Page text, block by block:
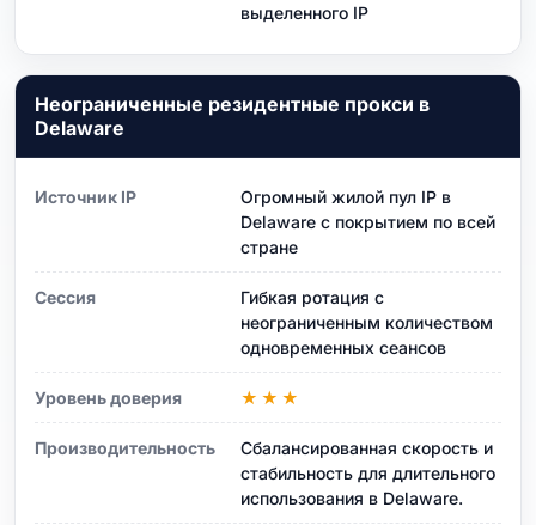
выделенного IP
Неограниченные резидентные прокси в
Delaware
Источник IP
Огромный жилой пул IP в
Delaware с покрытием по всей
стране
Сессия
Гибкая ротация с
неограниченным количеством
одновременных сеансов
Уровень доверия ★★★
Производительность
Сбалансированная скорость и
стабильность для длительного
использования в Delaware.